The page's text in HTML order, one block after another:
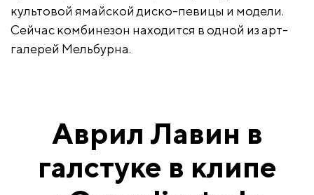
культовой ямайской диско-певицы и модели.
Сейчас комбинезон находится в одной из арт-
галерей Мельбурна.
Аврил Лавин в
галстуке в клипе